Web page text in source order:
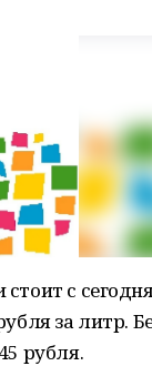
с
за литр.
рубля.